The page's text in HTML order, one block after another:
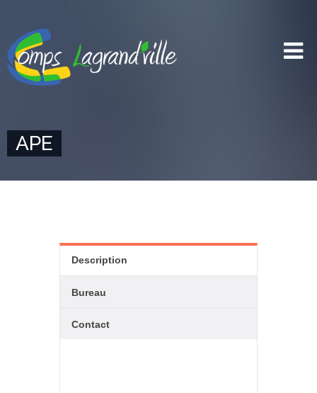
APE
Description
Bureau
Contact